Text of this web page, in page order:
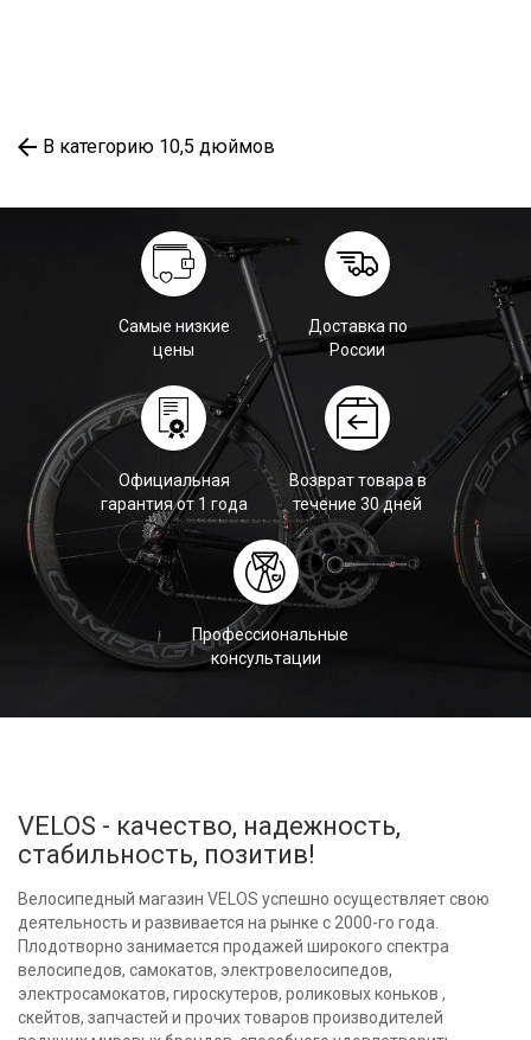
В категорию 10,5 дюймов
Самые низкие
цены
Доставка по
России
Официальная
гарантия от 1 года
Возврат товара в
течение 30 дней
Профессиональные
консультации
VELOS - качество, надежность,
стабильность, позитив!
Велосипедный магазин VELOS успешно осуществляет свою
деятельность и развивается на рынке с 2000-го года.
Плодотворно занимается продажей широкого спектра
велосипедов, самокатов, электровелосипедов,
электросамокатов, гироскутеров, роликовых коньков ,
скейтов, запчастей и прочих товаров производителей